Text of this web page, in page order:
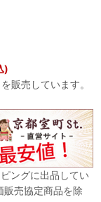
)
販売しています。
ングに出品してい
販売協定商品を除